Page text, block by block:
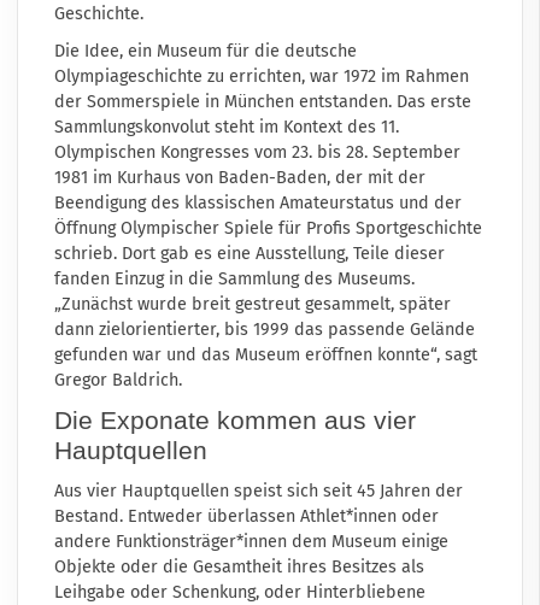
Geschichte.
Die Idee, ein Museum für die deutsche
Olympiageschichte zu errichten, war 1972 im Rahmen
der Sommerspiele in München entstanden. Das erste
Sammlungskonvolut steht im Kontext des 11.
Olympischen Kongresses vom 23. bis 28. September
1981 im Kurhaus von Baden-Baden, der mit der
Beendigung des klassischen Amateurstatus und der
Öffnung Olympischer Spiele für Profis Sportgeschichte
schrieb. Dort gab es eine Ausstellung, Teile dieser
fanden Einzug in die Sammlung des Museums.
„Zunächst wurde breit gestreut gesammelt, später
dann zielorientierter, bis 1999 das passende Gelände
gefunden war und das Museum eröffnen konnte“, sagt
Gregor Baldrich.
Die Exponate kommen aus vier
Hauptquellen
Aus vier Hauptquellen speist sich seit 45 Jahren der
Bestand. Entweder überlassen Athlet*innen oder
andere Funktionsträger*innen dem Museum einige
Objekte oder die Gesamtheit ihres Besitzes als
Leihgabe oder Schenkung, oder Hinterbliebene